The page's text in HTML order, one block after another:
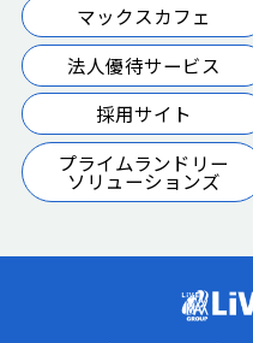
マックスカフェ
法人優待サービス
採用サイト
プライムランドリー
ソリューションズ